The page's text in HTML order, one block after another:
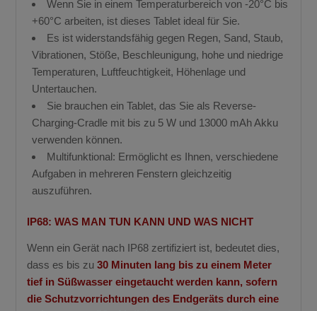
Wenn Sie in einem Temperaturbereich von -20°C bis
+60°C arbeiten, ist dieses Tablet ideal für Sie.
Es ist widerstandsfähig gegen Regen, Sand, Staub,
Vibrationen, Stöße, Beschleunigung, hohe und niedrige
Temperaturen, Luftfeuchtigkeit, Höhenlage und
Untertauchen.
Sie brauchen ein Tablet, das Sie als Reverse-
Charging-Cradle mit bis zu 5 W und 13000 mAh Akku
verwenden können.
Multifunktional: Ermöglicht es Ihnen, verschiedene
Aufgaben in mehreren Fenstern gleichzeitig
auszuführen.
IP68: WAS MAN TUN KANN UND WAS NICHT
Wenn ein Gerät nach IP68 zertifiziert ist, bedeutet dies,
dass es bis zu 30 Minuten lang bis zu einem Meter
tief in Süßwasser eingetaucht werden kann, sofern
die Schutzvorrichtungen des Endgeräts durch eine